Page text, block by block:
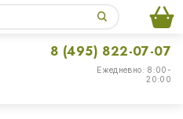
Ежедневно: 8:00-
20:00
8 (495) 822-07-07